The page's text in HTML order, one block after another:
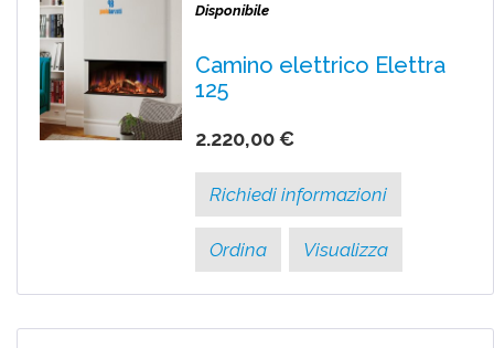
Disponibile
Camino elettrico Elettra
125
2.220,00 €
Richiedi informazioni
Ordina Visualizza